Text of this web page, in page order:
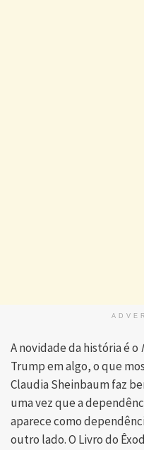
A novidade da história é o
Trump em algo, o que
Claudia Sheinbaum faz
uma vez que a
aparece como
outro lado. O Livro do